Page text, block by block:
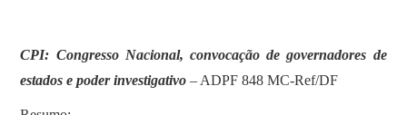
CPI: Congresso Nacional, convocação de governadores de
estados e poder investigativo– ADPF 848 MC-Ref/DF